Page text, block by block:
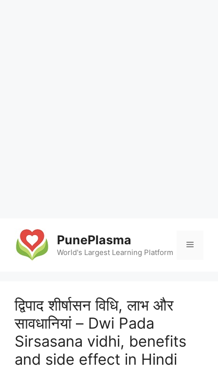
content
PunePlasma
World's Largest Learning Platform
Menu
द्विपाद शीर्षासन विधि, लाभ और
सावधानियां – Dwi Pada
Sirsasana vidhi, benefits
and side effect in Hindi